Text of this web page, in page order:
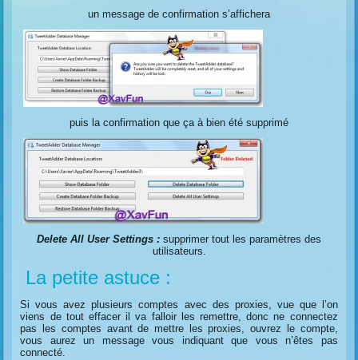
un message de confirmation s’affichera
puis la confirmation que ça à bien été supprimé
Delete All User Settings : supprimer tout les paramètres des
utilisateurs.
La petite astuce :
Si vous avez plusieurs comptes avec des proxies, vue que l’on
viens de tout effacer il va falloir les remettre, donc ne connectez
pas les comptes avant de mettre les proxies, ouvrez le compte,
vous aurez un message vous indiquant que vous n’êtes pas
connecté.